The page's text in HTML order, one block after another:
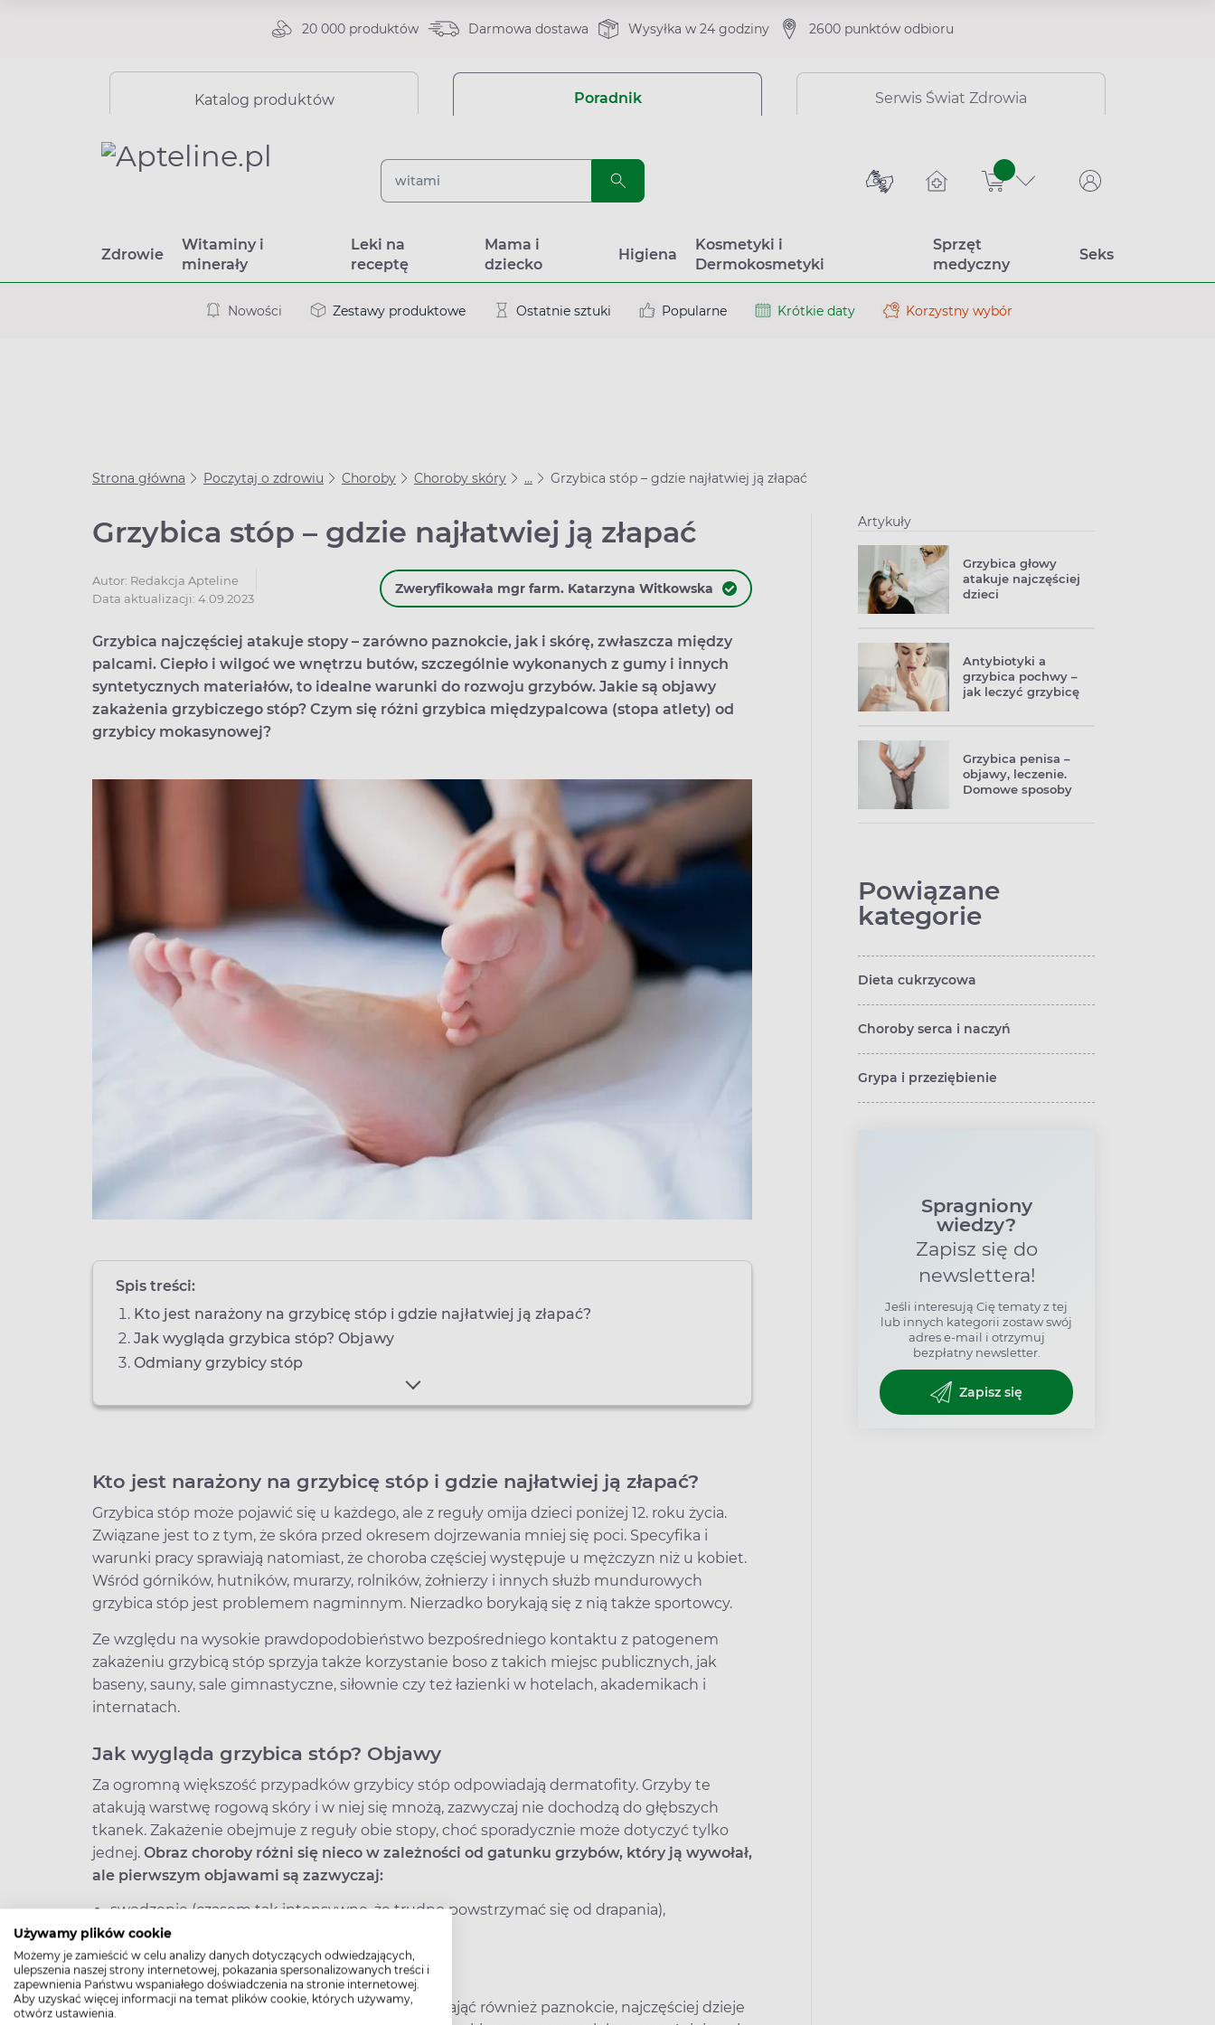
Używamy plików cookie
Możemy je zamieścić w celu analizy danych dotyczących odwiedzających,
ulepszenia naszej strony internetowej, pokazania spersonalizowanych treści i
zapewnienia Państwu wspaniałego doświadczenia na stronie internetowej.
Aby uzyskać więcej informacji na temat plików cookie, których używamy,
otwórz ustawienia.
20 000 produktów Darmowa dostawa Wysyłka w 24 godziny 2600 punktów odbioru
Katalog produktów Poradnik Serwis Świat Zdrowia
sztuk
Zdrowie
Witaminy i
minerały
Leki na
receptę
Mama i
dziecko
Higiena
Kosmetyki i
Dermokosmetyki
Sprzęt
medyczny
Seks
Nowości Zestawy produktowe Ostatnie sztuki Popularne Krótkie daty Korzystny wybór
Strona główna Poczytaj o zdrowiu Choroby Choroby skóry ... Grzybica stóp – gdzie najłatwiej ją złapać
Grzybica stóp – gdzie najłatwiej ją złapać
Autor: Redakcja Apteline
Data aktualizacji: 4.09.2023
Zweryfikowała mgr farm. Katarzyna Witkowska
Grzybica najczęściej atakuje stopy – zarówno paznokcie, jak i skórę, zwłaszcza między
palcami. Ciepło i wilgoć we wnętrzu butów, szczególnie wykonanych z gumy i innych
syntetycznych materiałów, to idealne warunki do rozwoju grzybów. Jakie są objawy
zakażenia grzybiczego stóp? Czym się różni grzybica międzypalcowa (stopa atlety) od
grzybicy mokasynowej?
Spis treści:
Kto jest narażony na grzybicę stóp i gdzie najłatwiej ją złapać?
Jak wygląda grzybica stóp? Objawy
Odmiany grzybicy stóp
Kto jest narażony na grzybicę stóp i gdzie najłatwiej ją złapać?
Grzybica stóp może pojawić się u każdego, ale z reguły omija dzieci poniżej 12. roku życia.
Związane jest to z tym, że skóra przed okresem dojrzewania mniej się poci. Specyfika i
warunki pracy sprawiają natomiast, że choroba częściej występuje u mężczyzn niż u kobiet.
Wśród górników, hutników, murarzy, rolników, żołnierzy i innych służb mundurowych
grzybica stóp jest problemem nagminnym. Nierzadko borykają się z nią także sportowcy.
Ze względu na wysokie prawdopodobieństwo bezpośredniego kontaktu z patogenem
zakażeniu grzybicą stóp sprzyja także korzystanie boso z takich miejsc publicznych, jak
baseny, sauny, sale gimnastyczne, siłownie czy też łazienki w hotelach, akademikach i
internatach.
Jak wygląda grzybica stóp? Objawy
Za ogromną większość przypadków grzybicy stóp odpowiadają dermatofity. Grzyby te
atakują warstwę rogową skóry i w niej się mnożą, zazwyczaj nie dochodzą do głębszych
tkanek. Zakażenie obejmuje z reguły obie stopy, choć sporadycznie może dotyczyć tylko
jednej. Obraz choroby różni się nieco w zależności od gatunku grzybów, który ją wywołał,
ale pierwszym objawami są zazwyczaj:
swędzenie (czasem tak intensywne, że trudno powstrzymać się od drapania),
czerwone plamy (rumień) na skórze stóp,
łuszczący się i pękający naskórek.
Grzybica stóp może się czasem rozprzestrzenić i zająć również paznokcie, najczęściej dzieje
Artykuły
Grzybica głowy
atakuje najczęściej
dzieci
Antybiotyki a
grzybica pochwy –
jak leczyć grzybicę
Grzybica penisa –
objawy, leczenie.
Domowe sposoby
Powiązane
kategorie
Dieta cukrzycowa
Choroby serca i naczyń
Grypa i przeziębienie
Spragniony
wiedzy?
Zapisz się do
newslettera!
Jeśli interesują Cię tematy z tej
lub innych kategorii zostaw swój
adres e-mail i otrzymuj
bezpłatny newsletter.
Zapisz się